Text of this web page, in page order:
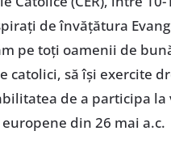
de învățătura
pe toți oamenii de
catolici, să își exercite
de a participa la
din 26 mai a.c.